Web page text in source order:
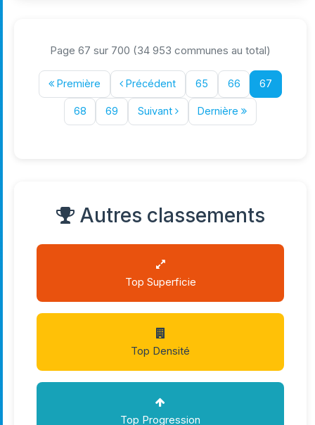
Page 67 sur 700 (34 953 communes au total)
Première Précédent 65 66 67
68 69 Suivant Dernière
Autres classements
Top Superficie
Top Densité
Top Progression